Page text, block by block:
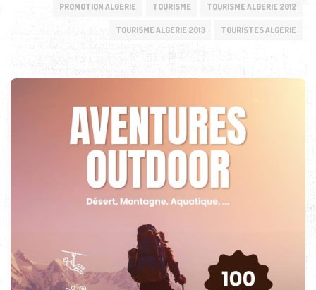
PROMOTION ALGERIE TOURISME TOURISME ALGERIE 2012
TOURISME ALGERIE 2013 TOURISTES ALGERIE